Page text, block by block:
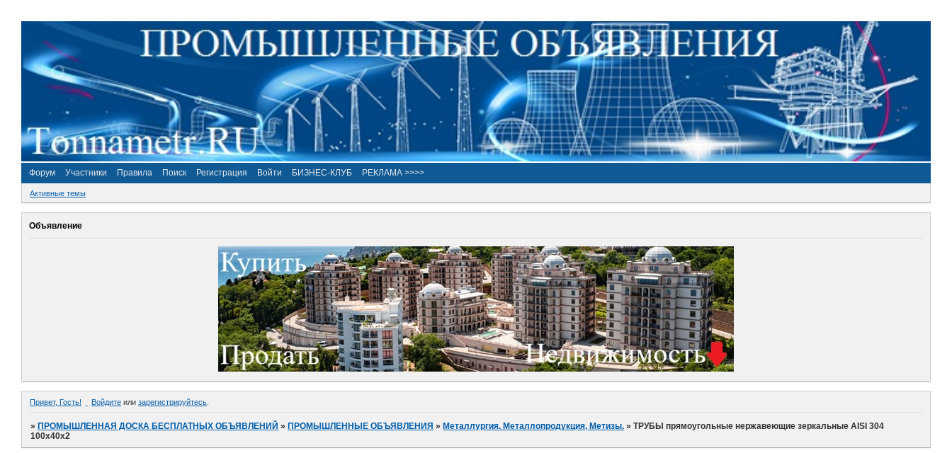
Форум Участники Правила Поиск Регистрация Войти БИЗНЕС-КЛУБ РЕКЛАМА >>>>
Активные темы
Объявление
Привет, Гость! Войдите или зарегистрируйтесь
»ПРОМЫШЛЕННАЯ ДОСКА БЕСПЛАТНЫХ ОБЪЯВЛЕНИЙ »ПРОМЫШЛЕННЫЕ ОБЪЯВЛЕНИЯ »Металлургия. Металлопродукция, Метизы. »ТРУБЫ прямоугольные нержавеющие зеркальные AISI 304
100х40х2